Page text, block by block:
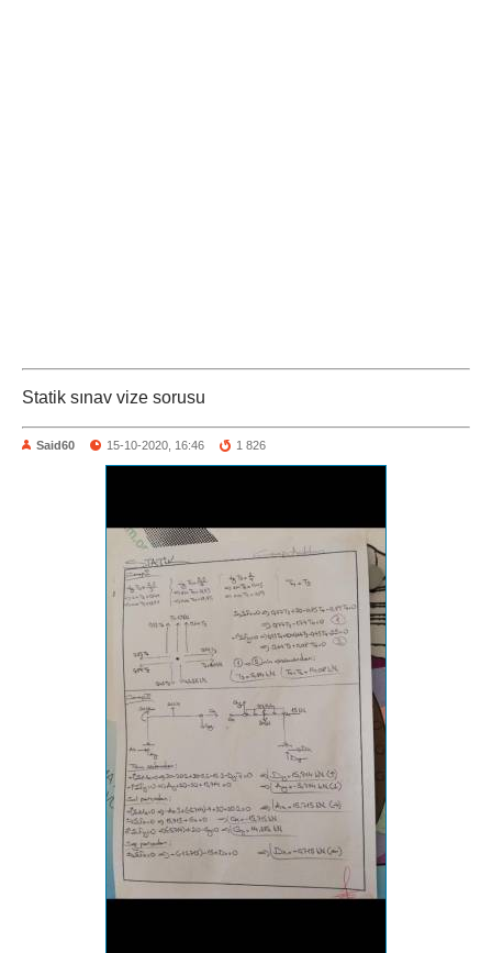
Statik sınav vize sorusu
Said60 15-10-2020, 16:46 1 826